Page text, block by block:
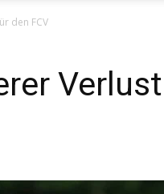
den FCV